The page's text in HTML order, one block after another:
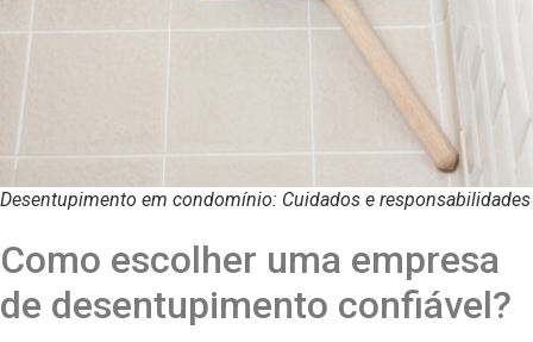
Desentupimento em condomínio: Cuidados e responsabilidades
Como escolher uma empresa
de desentupimento confiável?